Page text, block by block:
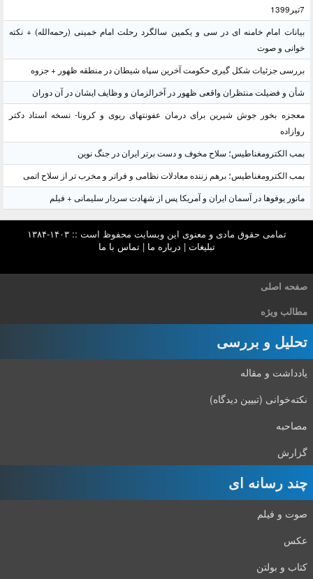
7تیر1399
بیانات امام خامنه ای در سی و یکمین سالگرد رحلت امام خمینی (رحمه‌الله) + نکته
خوانی و صوت
بررسی جزئیات شکل گیری حکومت آخرین سپاه شیطان در منطقه ظهور + جزوه
شأن و فضیلت منتظران واقعی ظهور در آخرالزمان و وظایف ایشان در آن دوران
معجزه بخور جوش شیرین برای درمان عفونتهای ریوی و کرونا- نسخه استاد دکتر
روازاده
بمب الکترومغناطیس؛ سلاح مخوف و دست برتر ایران در جنگ نوین
بمب الکترومغناطیس؛ برهم زننده معادلات نظامی و فراتر و مخرب تر از سلاح اتمی
مانور یوفوها در آسمان ایران و آمریکا پس از شهادت سردار سلیمانی + فیلم
تمامی حقوق مادی و معنوی این وبسایت محفوظ است :: ۱۴۰۳-۱۳۸۴
تبلیغات | درباره ما |تماس با ما
صفحه اصلی
مطالب ویژه
تحلیل و بررسی
یادداشت و مقاله
نکته‌خوانی (تبیین دیدگاه)
مصاحبه
گزارش
چند رسانه ای
صوت و فیلم
عکس
کتاب و بولتن